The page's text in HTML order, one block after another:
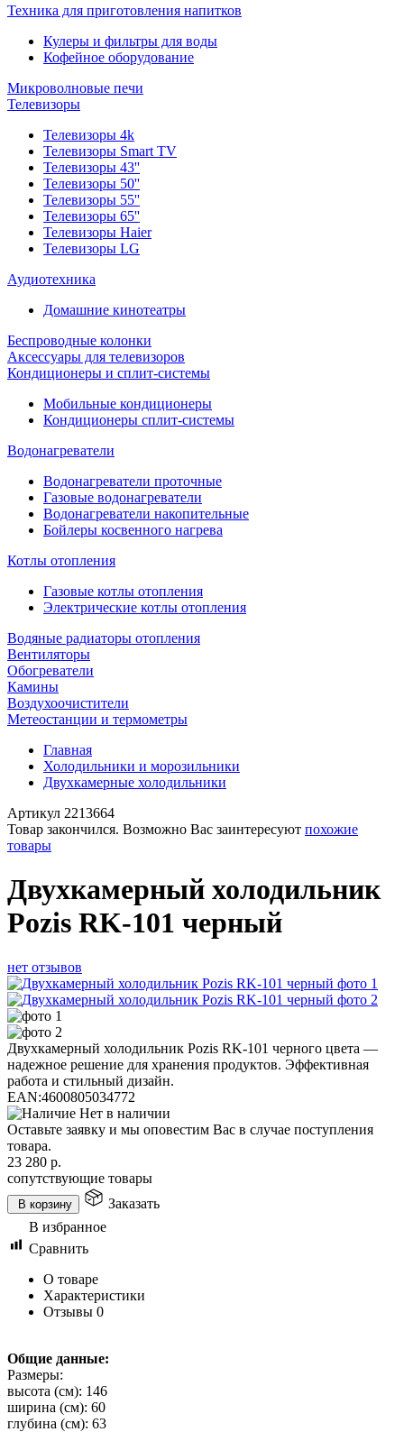
Техника для приготовления напитков
Кулеры и фильтры для воды
Кофейное оборудование
Микроволновые печи
Телевизоры
Телевизоры 4k
Телевизоры Smart TV
Телевизоры 43''
Телевизоры 50''
Телевизоры 55''
Телевизоры 65''
Телевизоры Haier
Телевизоры LG
Аудиотехника
Домашние кинотеатры
Беспроводные колонки
Аксессуары для телевизоров
Кондиционеры и сплит-системы
Мобильные кондиционеры
Кондиционеры сплит-системы
Водонагреватели
Водонагреватели проточные
Газовые водонагреватели
Водонагреватели накопительные
Бойлеры косвенного нагрева
Котлы отопления
Газовые котлы отопления
Электрические котлы отопления
Водяные радиаторы отопления
Вентиляторы
Обогреватели
Камины
Воздухоочистители
Метеостанции и термометры
Главная
Холодильники и морозильники
Двухкамерные холодильники
Артикул 2213664
Товар закончился. Возможно Вас заинтересуют похожие
товары
Двухкамерный холодильник
Pozis RK-101 черный
нет отзывов
Двухкамерный холодильник Pozis RK-101 черного цвета —
надежное решение для хранения продуктов. Эффективная
работа и стильный дизайн.
EAN:4600805034772
Нет в наличии
Оставьте заявку и мы оповестим Вас в случае поступления
товара.
23 280 р.
сопутствующие товары
В корзину
Заказать
В избранное
Сравнить
О товаре
Характеристики
Отзывы 0
Общие данные:
Размеры:
высота (см): 146
ширина (см): 60
глубина (см): 63